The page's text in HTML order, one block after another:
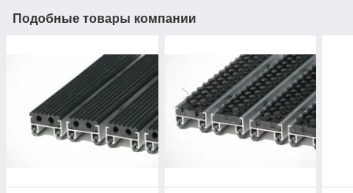
Подобные товары компании